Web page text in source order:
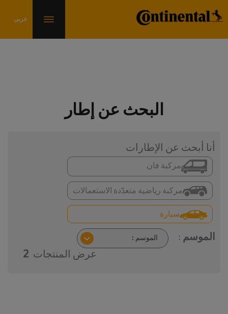
البحث عن إطار
أنا أبحث عن الإطارات
سيارة
مركبة رياضية متعدّدة الاستعمالات
مركبة فان
الموسم :
عرض المنتجات 2